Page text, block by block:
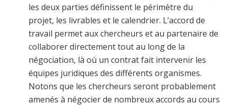
les deux parties définissent le périmètre du
projet, les livrables et le calendrier. L’accord de
travail permet aux chercheurs et au partenaire de
collaborer directement tout au long de la
négociation, là où un contrat fait intervenir les
équipes juridiques des différents organismes.
Notons que les chercheurs seront probablement
amenés à négocier de nombreux accords au cours